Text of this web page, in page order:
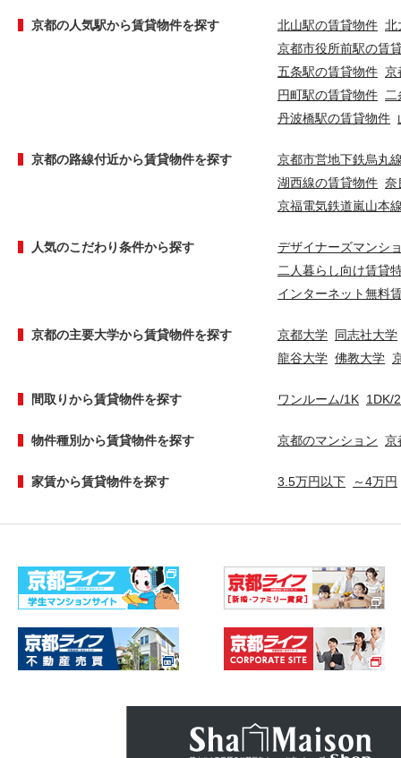
京都の人気駅から賃貸物件を探す 北山駅の賃貸物件 北
京都市役所前駅の賃
五条駅の賃貸物件 京
円町駅の賃貸物件 二
丹波橋駅の賃貸物件
京都の路線付近から賃貸物件を探す
京都市営地下鉄烏丸
湖西線の賃貸物件 奈
京福電気鉄道嵐山本
人気のこだわり条件から探す
デザイナーズマンシ
二人暮らし向け賃貸
インターネット無料
京都の主要大学から賃貸物件を探す 京都大学 同志社大学
龍谷大学 佛教大学
間取りから賃貸物件を探す ワンルーム/1K 1DK/
物件種別から賃貸物件を探す 京都のマンション 京
家賃から賃貸物件を探す 3.5万円以下 ～4万円